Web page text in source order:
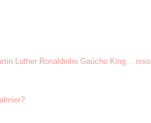
Luther Ronaldinho Gaúcho King… isso